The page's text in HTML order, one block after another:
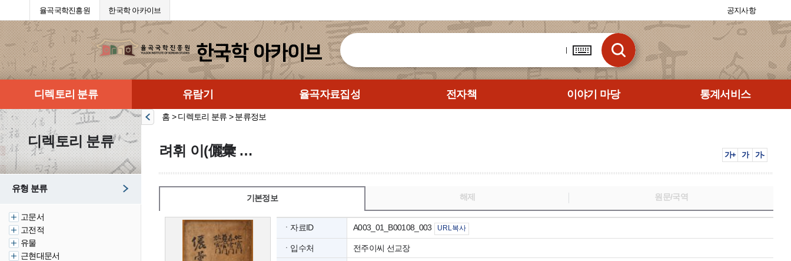
율곡국학진흥원 한국학 아카이브 공지사항
디렉토리 분류 유람기 율곡자료집성 전자책 이야기 마당 통계서비스
디렉토리 분류
유형 분류
고문서
고전적
유물
근현대문서
홈 > 디렉토리 분류 > 분류정보
려휘 이(儷彙 利) 가+ 가 가-
기본정보 해제 원문/국역
ㆍ자료ID A003_01_B00108_003 URL복사
ㆍ입수처 전주이씨 선교장